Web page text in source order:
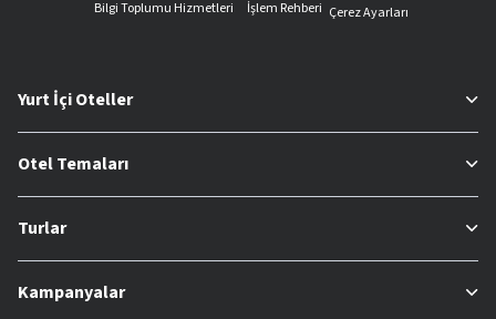
Bilgi Toplumu Hizmetleri
İşlem Rehberi Çerez Ayarları
Yurt İçi Oteller
Otel Temaları
Turlar
Kampanyalar